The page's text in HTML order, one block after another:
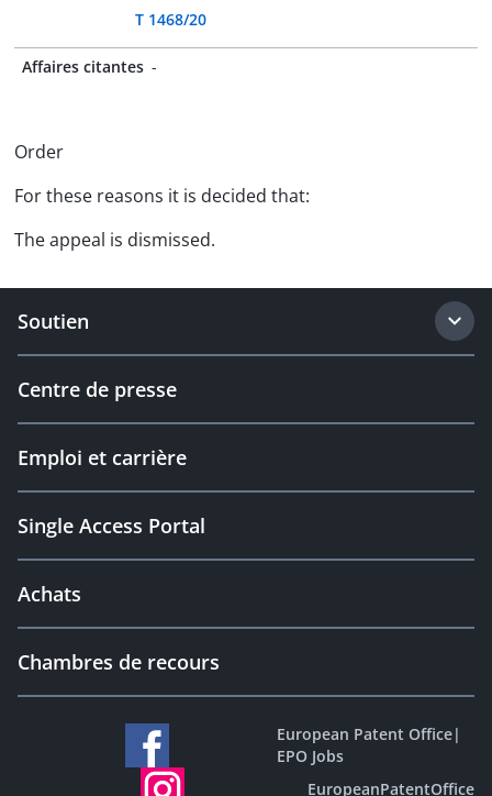
T 1468/20
Affaires citantes -
Order
For these reasons it is decided that:
The appeal is dismissed.
Soutien
Centre de presse
Emploi et carrière
Single Access Portal
Achats
Chambres de recours
European Patent Office|
EPO Jobs
EuropeanPatentOffice